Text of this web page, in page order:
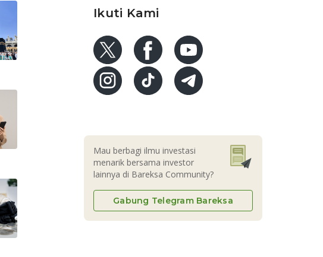
Ikuti Kami
Mau berbagi ilmu investasi
menarik bersama investor
lainnya di Bareksa Community?
Gabung Telegram Bareksa